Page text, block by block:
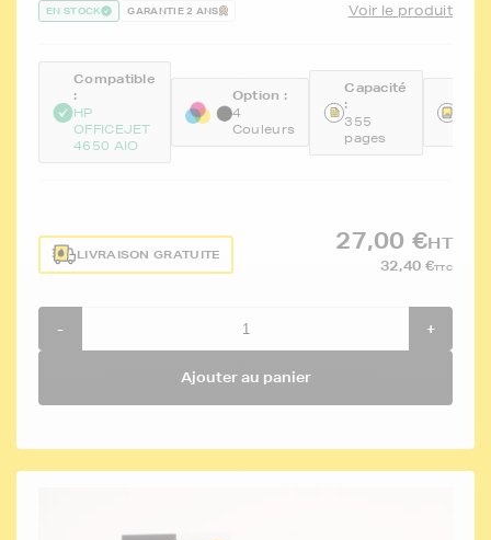
EN STOCK GARANTIE 2 ANS Voir le produit
Compatible
:
HP
OFFICEJET
4650 AIO
Option :
4
Couleurs
Capacité
:
355
pages
LIVRAISON GRATUITE
27,00 €HT
32,40 €TTC
- +
Ajouter au panier